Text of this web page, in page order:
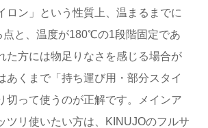
ロン」という性質上、温まるまでに
点と、温度が180℃の1段階固定であ
た方には物足りなさを感じる場合が
あくまで「持ち運び用・部分スタイ
切って使うのが正解です。メインア
ツリ使いたい方は、KINUJOのフルサ